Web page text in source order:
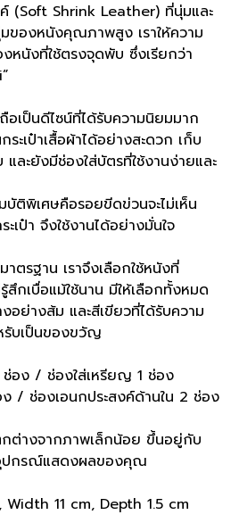
(Soft Shrink Leather) ที่นุ่มและ
ของหนังคุณภาพสูง เราให้ความ
หนังที่ใช้ตรงจุดพับ ซึ่งเรียกว่า
อเป็นดีไซน์ที่ได้รับความนิยมมาก
ระเป๋าเสื้อผ้าได้อย่างสะดวก เก็บ
ละยังมีช่องใส่บัตรที่ใช้งานง่ายและ
พิเศษคือรอยขีดข่วนจะไม่เห็น
ะเป๋า จึงใช้งานได้อย่างมั่นใจ
าตรฐาน เราจึงเลือกใช้หนังที่
สึกเบื่อแม้ใช้นาน มีให้เลือกทั้งหมด
อย่างส้ม และสีเขียวที่ได้รับความ
รับเป็นของขวัญ
ช่อง / ช่องใส่เหรียญ 1 ช่อง
/ ช่องเอนกประสงค์ด้านใน 2 ช่อง
ต่างจากภาพเล็กน้อย ขึ้นอยู่กับ
ปกรณ์แสดงผลของคุณ
11 cm, Depth 1.5 cm